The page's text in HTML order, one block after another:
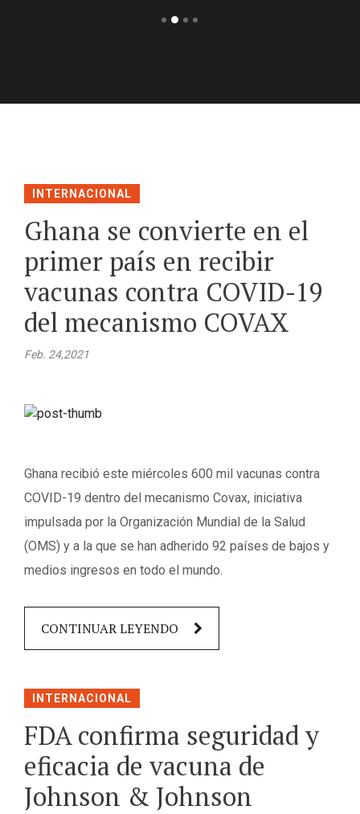
INTERNACIONAL
Ghana se convierte en el
primer país en recibir
vacunas contra COVID-19
del mecanismo COVAX
Feb. 24,2021
Ghana recibió este miércoles 600 mil vacunas contra
COVID-19 dentro del mecanismo Covax, iniciativa
impulsada por la Organización Mundial de la Salud
(OMS) y a la que se han adherido 92 países de bajos y
medios ingresos en todo el mundo.
CONTINUAR LEYENDO
INTERNACIONAL
FDA confirma seguridad y
eficacia de vacuna de
Johnson & Johnson